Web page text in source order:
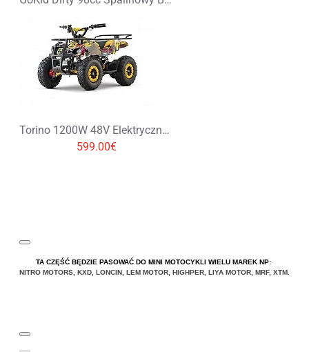
Torino 1200W 48V Elektryczny Quad Kolory Graffiti Duże Opony
599.00€
TA CZĘŚĆ BĘDZIE PASOWAĆ DO MINI MOTOCYKLI WIELU MAREK NP:
NITRO MOTORS KXD LONCIN LEM MOTOR HIGHPER LIYA MOTOR MRF, XTM